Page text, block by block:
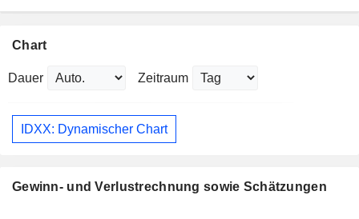
Chart
Dauer Zeitraum
IDXX: Dynamischer Chart
Gewinn- und Verlustrechnung sowie Schätzungen